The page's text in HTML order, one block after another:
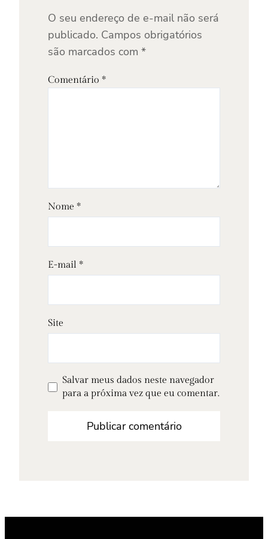
O seu endereço de e-mail não será
publicado. Campos obrigatórios
são marcados com *
Comentário *
Nome *
E-mail *
Site
Salvar meus dados neste navegador
para a próxima vez que eu comentar.